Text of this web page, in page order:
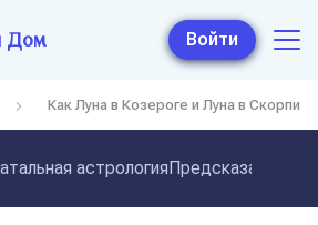
Дом Войти
Как Луна в Козероге и Луна в
астрология